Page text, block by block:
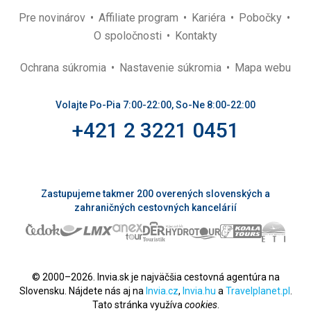
Pre novinárov Affiliate program Kariéra
Pobočky
O spoločnosti
Kontakty
Ochrana súkromia Nastavenie súkromia Mapa webu
Volajte Po-Pia 7:00-22:00, So-Ne 8:00-22:00
+421 2 3221 0451
Zastupujeme takmer 200 overených slovenských a
zahraničných cestovných kancelárií
© 2000–2026. Invia.sk je najväčšia cestovná agentúra na
Slovensku. Nájdete nás aj na Invia.cz, Invia.hu a Travelplanet.pl
Tato stránka využíva cookies.